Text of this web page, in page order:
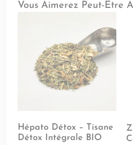
Vous Aimerez Peut-Être
Hépato Détox – Tisane
Détox Intégrale BIO